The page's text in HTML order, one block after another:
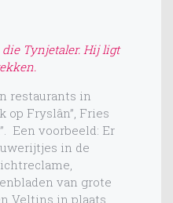
die Tynjetaler. Hij ligt
restaurants in
op Fryslân”, Fries
Een voorbeeld: Er
in de
van grote
Veltins in plaats